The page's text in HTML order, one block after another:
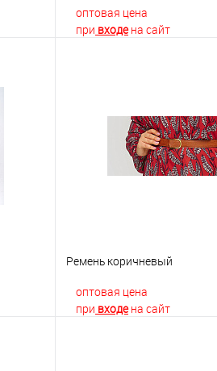
оптовая цена
при входена сайт
Купить в 1 клик
В избранное
Ремень коричневый
оптовая цена
при входена сайт